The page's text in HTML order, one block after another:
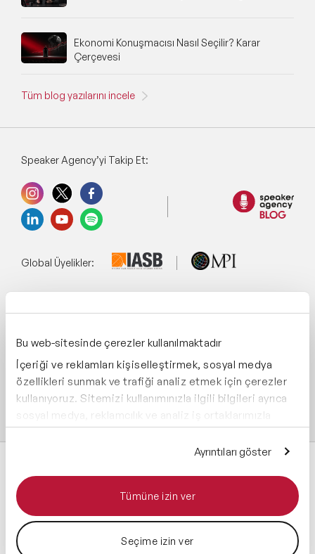
Bu web-sitesinde çerezler kullanılmaktadır
İçeriği ve reklamları kişiselleştirmek, sosyal medya
özellikleri sunmak ve trafiği analiz etmek için çerezler
kullanıyoruz. Sitemizi kullanımınızla ilgili bilgileri ayrıca
sosyal medya, reklamcılık ve analiz iş ortaklarımızla
paylaşabiliriz. İş ortaklarımız, bu bilgileri kendilerine
sağladığınız veya hizmetlerini kullanırken topladıkları
Ayrıntıları göster
Tümüne izin ver
Seçime izin ver
Ekonomi Konuşmacısı Nasıl Seçilir? Karar
Çerçevesi
Tüm blog yazılarını incele
Speaker Agency’yi Takip Et:
Global Üyelikler:
Destekliyoruz:
Tüm hakları saklıdır 2026 © Speaker Agency